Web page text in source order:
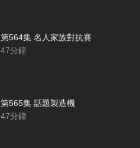
第564集 名人家族對抗賽
47分鐘
第565集 話題製造機
47分鐘